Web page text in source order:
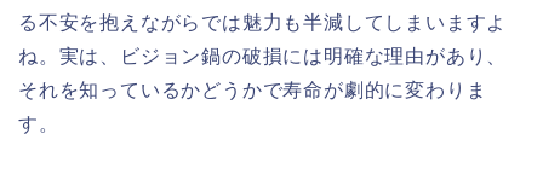
る不安を抱えながらでは魅力も半減してしまいますよ
ね。実は、ビジョン鍋の破損には明確な理由があり、
それを知っているかどうかで寿命が劇的に変わりま
す。